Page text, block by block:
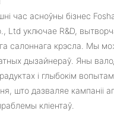
час асноўны бізнес
Ltd уключае R&D,
салоннага крэсла. Мы
дызайнераў. Яны
і глыбокім
што дазваляе кампаніі
кліентаў.